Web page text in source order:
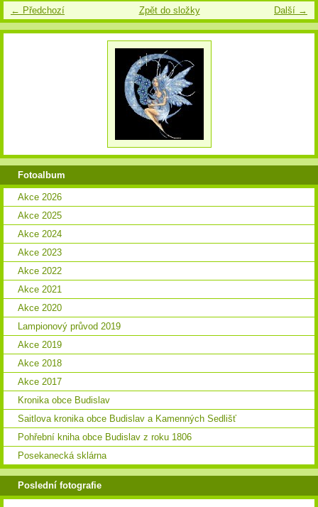
← Předchozí Další →
Zpět do složky
Fotoalbum
Akce 2026
Akce 2025
Akce 2024
Akce 2023
Akce 2022
Akce 2021
Akce 2020
Lampionový průvod 2019
Akce 2019
Akce 2018
Akce 2017
Kronika obce Budislav
Saitlova kronika obce Budislav a Kamenných Sedlišť
Pohřební kniha obce Budislav z roku 1806
Posekanecká sklárna
Poslední fotografie